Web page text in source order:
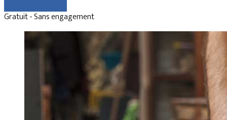
Gratuit - Sans engagement